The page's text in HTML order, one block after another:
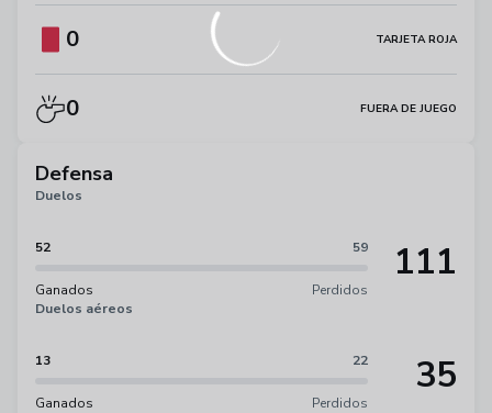
0 TARJETA ROJA
0 FUERA DE JUEGO
Defensa
Duelos
52 59
Ganados Perdidos
111
Duelos aéreos
13 22
Ganados Perdidos
35